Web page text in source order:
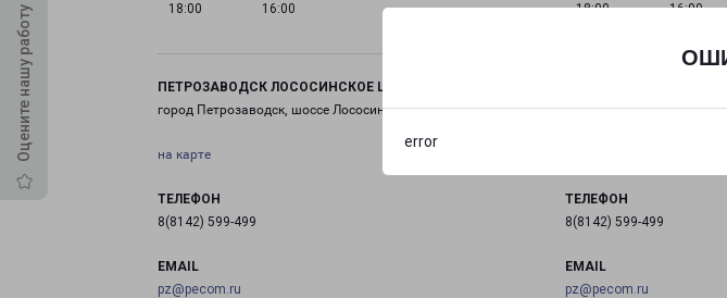
error
Оцените нашу работу
18:00
16:00
18:00
16:00
ПЕТРОЗАВОДСК ЛОСОСИНСКОЕ ШОССЕ 26
город Петрозаводск, шоссе Лососинское, 26
на карте
ТЕЛЕФОН
8(8142) 599-499
EMAIL
pz@pecom.ru
город Петрозаводск,
ТЕЛЕФОН
8(8142) 599-499
EMAIL
pz@pecom.ru